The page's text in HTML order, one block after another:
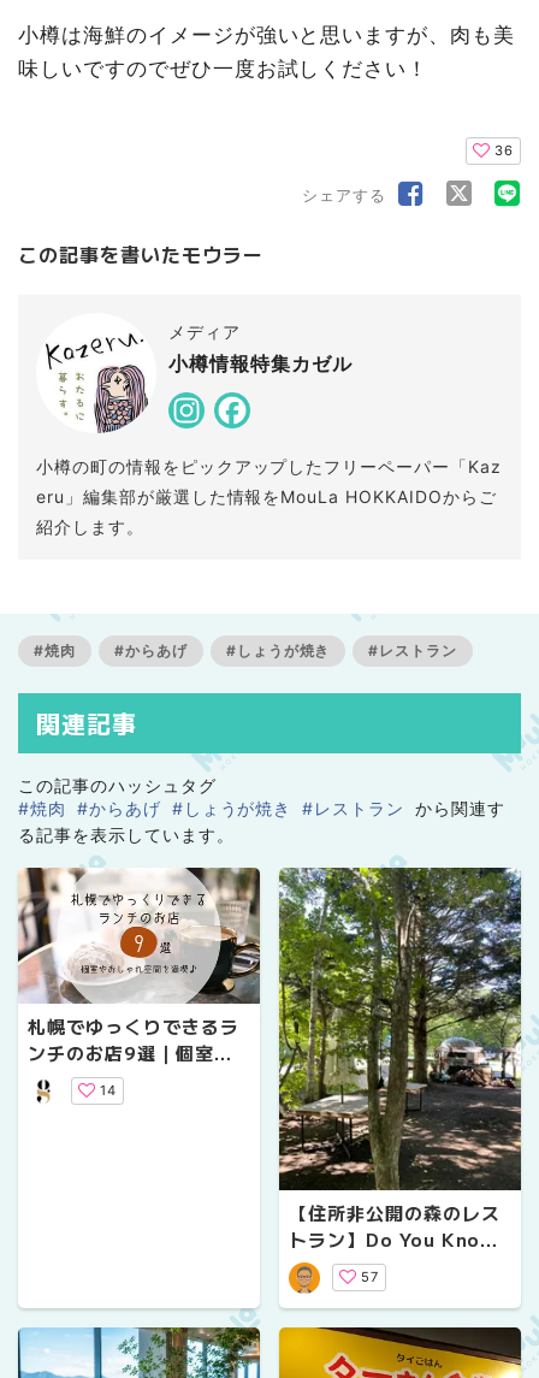
小樽は海鮮のイメージが強いと思いますが、肉も美
味しいですのでぜひ一度お試しください！
36
シェアする
この記事を書いたモウラー
メディア
小樽情報特集カゼル
小樽の町の情報をピックアップしたフリーペーパー「Kaz
eru」編集部が厳選した情報をMouLa HOKKAIDOからご
紹介します。
#焼肉 #からあげ #しょうが焼き #レストラン
関連記事
この記事のハッシュタグ
#焼肉
#からあげ #しょうが焼き #レストラン
から関連す
る記事を表示しています。
札幌でゆっくりできるラ
ンチのお店9選｜個室や
おしゃれ空間を満喫
14
【住所非公開の森のレス
トラン】Do You Know
"mountainman" ？
57